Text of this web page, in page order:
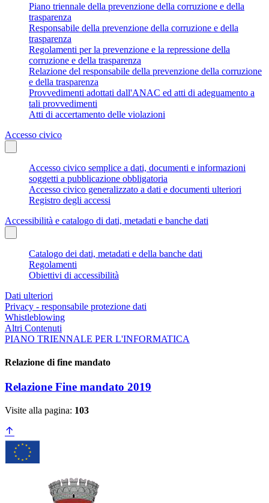
Piano triennale della prevenzione della corruzione e della
trasparenza
Responsabile della prevenzione della corruzione e della
trasparenza
Regolamenti per la prevenzione e la repressione della
corruzione e della trasparenza
Relazione del responsabile della prevenzione della corruzione
e della trasparenza
Provvedimenti adottati dall'ANAC ed atti di adeguamento a
tali provvedimenti
Atti di accertamento delle violazioni
Accesso civico
Accesso civico semplice a dati, documenti e informazioni
soggetti a pubblicazione obbligatoria
Accesso civico generalizzato a dati e documenti ulteriori
Registro degli accessi
Accessibilità e catalogo di dati, metadati e banche dati
Catalogo dei dati, metadati e della banche dati
Regolamenti
Obiettivi di accessibilità
Dati ulteriori
Privacy - responsabile protezione dati
Whistleblowing
Altri Contenuti
PIANO TRIENNALE PER L'INFORMATICA
Relazione di fine mandato
Relazione Fine mandato 2019
Visite alla pagina: 103